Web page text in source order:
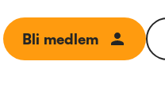
Bli medlem